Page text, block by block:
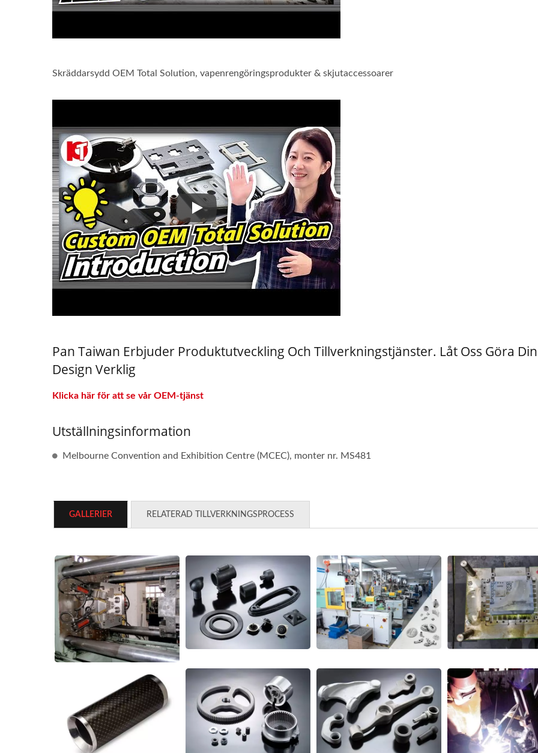
Skräddarsydd OEM Total Solution, vapenrengöringsprodukter & skjutaccessoarer
Skräddarsydd OEM Total Solution, vapenrengöringsprodukter & skjutaccessoarer
Pan Taiwan Erbjuder Produktutveckling Och Tillverkningstjänster. Låt Oss Göra Din
Design Verklig
Klicka här för att se vår OEM-tjänst
Utställningsinformation
Melbourne Convention and Exhibition Centre (MCEC), monter nr. MS481
GALLERIER RELATERAD TILLVERKNINGSPROCESS